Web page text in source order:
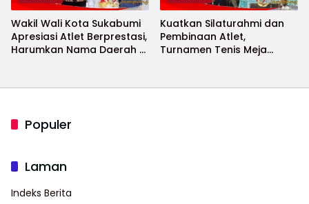
Wakil Wali Kota Sukabumi
Apresiasi Atlet Berprestasi,
Harumkan Nama Daerah di
Kuatkan Silaturahmi dan
Pembinaan Atlet,
Turnamen Tenis Meja
Populer
Laman
Indeks Berita